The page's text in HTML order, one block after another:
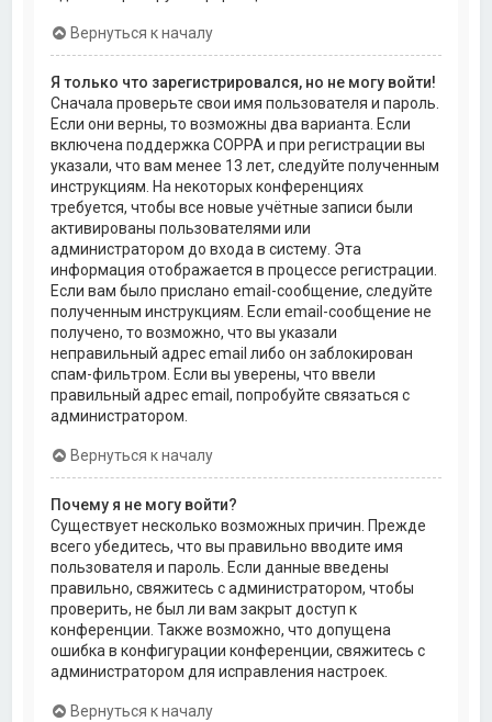
Вернуться к началу
Я только что зарегистрировался, но не могу войти!
Сначала проверьте свои имя пользователя и пароль.
Если они верны, то возможны два варианта. Если
включена поддержка COPPA и при регистрации вы
указали, что вам менее 13 лет, следуйте полученным
инструкциям. На некоторых конференциях
требуется, чтобы все новые учётные записи были
активированы пользователями или
администратором до входа в систему. Эта
информация отображается в процессе регистрации.
Если вам было прислано email-сообщение, следуйте
полученным инструкциям. Если email-сообщение не
получено, то возможно, что вы указали
неправильный адрес email либо он заблокирован
спам-фильтром. Если вы уверены, что ввели
правильный адрес email, попробуйте связаться с
администратором.
Вернуться к началу
Почему я не могу войти?
Существует несколько возможных причин. Прежде
всего убедитесь, что вы правильно вводите имя
пользователя и пароль. Если данные введены
правильно, свяжитесь с администратором, чтобы
проверить, не был ли вам закрыт доступ к
конференции. Также возможно, что допущена
ошибка в конфигурации конференции, свяжитесь с
администратором для исправления настроек.
Вернуться к началу